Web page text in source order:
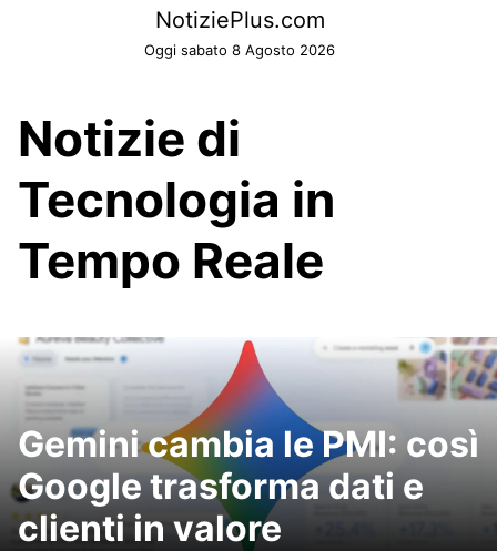
NotiziePlus.com
Oggi sabato 8 Agosto 2026
Notizie di
Tecnologia in
Tempo Reale
Gemini cambia le PMI: così
Google trasforma dati e
clienti in valore